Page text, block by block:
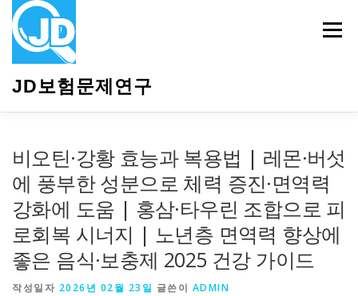
JD보험문제연구
메뉴
비오틴·강황 효능과 복용법 | 레몬·버섯
에 풍부한 성분으로 체력 증진·면역력
강화에 도움 | 홍삼·타우린 조합으로 피
로회복 시너지 | 노년층 면역력 향상에
좋은 음식·보충제 2025 건강 가이드
작성일자 2026년 02월 23일 글쓴이 ADMIN